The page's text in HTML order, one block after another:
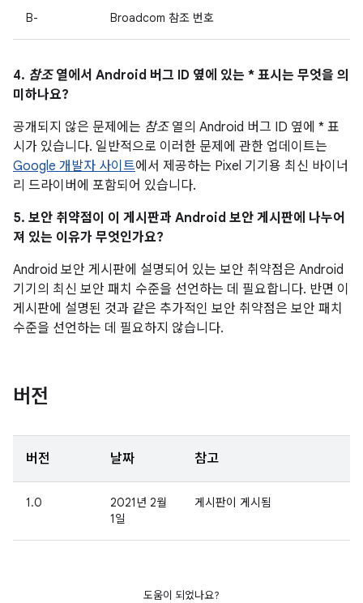
B- Broadcom 참조 번호
4. 참조열에서 Android 버그 ID 옆에 있는 * 표시는 무엇을 의
미하나요?
공개되지 않은 문제에는 참조열의 Android 버그 ID 옆에 * 표
시가 있습니다. 일반적으로 이러한 문제에 관한 업데이트는
Google 개발자 사이트에서 제공하는 Pixel 기기용 최신 바이너
리 드라이버에 포함되어 있습니다.
5. 보안 취약점이 이 게시판과 Android 보안 게시판에 나누어
져 있는 이유가 무엇인가요?
Android 보안 게시판에 설명되어 있는 보안 취약점은 Android
기기의 최신 보안 패치 수준을 선언하는 데 필요합니다. 반면 이
게시판에 설명된 것과 같은 추가적인 보안 취약점은 보안 패치
수준을 선언하는 데 필요하지 않습니다.
버전
버전 날짜 참고
1.0
2021년 2월
1일
게시판이 게시됨
도움이 되었나요?